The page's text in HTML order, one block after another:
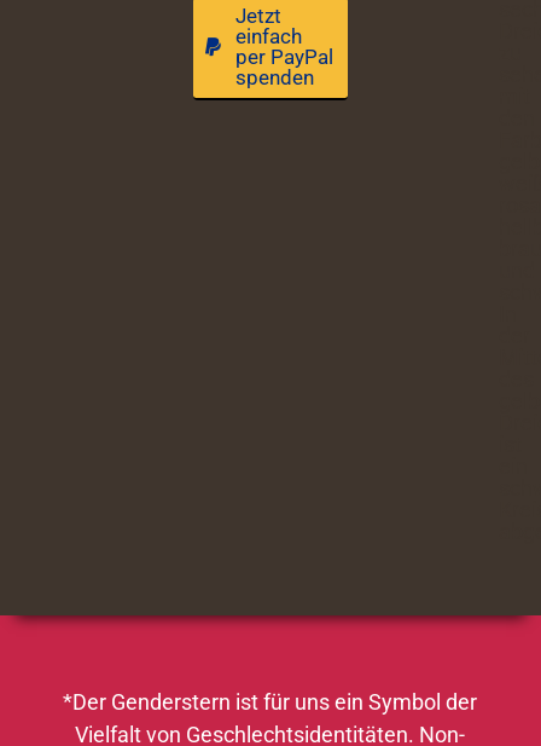
Jetzt
einfach
per PayPal
spenden
*Der Genderstern ist für uns ein Symbol der
Vielfalt von Geschlechtsidentitäten. Non-